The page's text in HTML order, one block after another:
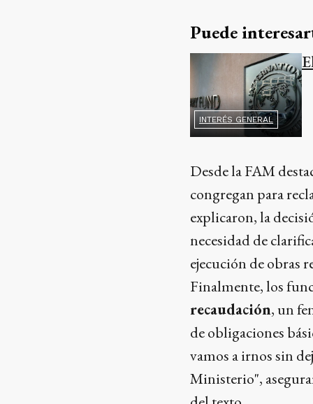
Puede
INTERÉS GENERAL
Desde la FAM
congregan para
explicaron, la
necesidad de
ejecución de obras
Finalmente, los
recaudación, un
de obligaciones
vamos a irnos sin
Ministerio",